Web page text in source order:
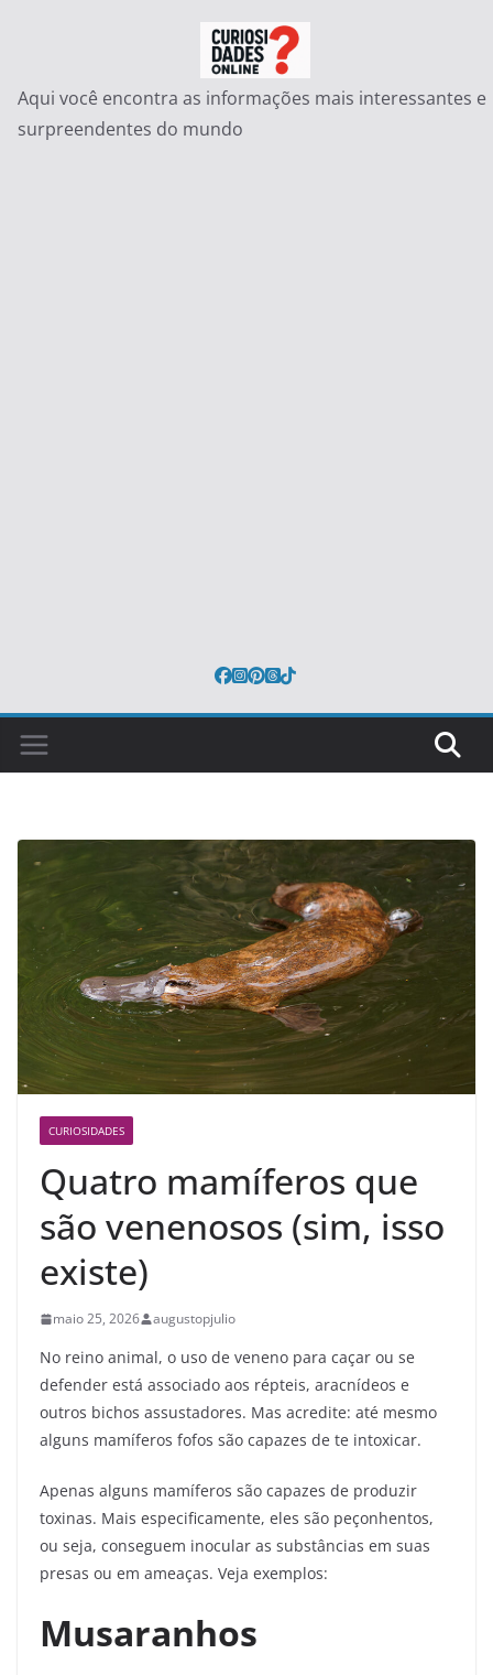
conteúdo
Aqui você encontra as informações mais interessantes e
surpreendentes do mundo
CURIOSIDADES
Quatro mamíferos que
são venenosos (sim, isso
existe)
maio 25, 2026 augustopjulio
No reino animal, o uso de veneno para caçar ou se
defender está associado aos répteis, aracnídeos e
outros bichos assustadores. Mas acredite: até mesmo
alguns mamíferos fofos são capazes de te intoxicar.
Apenas alguns mamíferos são capazes de produzir
toxinas. Mais especificamente, eles são peçonhentos,
ou seja, conseguem inocular as substâncias em suas
presas ou em ameaças. Veja exemplos:
Musaranhos